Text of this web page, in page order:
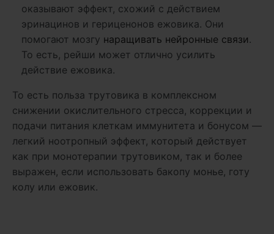
оказывают эффект, схожий с действием
эринацинов и гериценонов ежовика. Они
помогают мозгу наращивать нейронные связи .
То есть, рейши может отлично усилить
действие ежовика.
То есть польза трутовика в комплексном
снижении окислительного стресса, коррекции и
подачи питания клеткам иммунитета и бонусом —
легкий ноотропный эффект, который действует
как при монотерапии трутовиком, так и более
выражен, если использовать бакопу монье, готу
колу или ежовик.